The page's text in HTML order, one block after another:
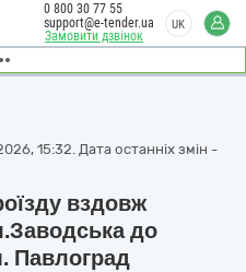
Замовити дзвінок
0 800 30 77 55
support@e-tender.ua
UK
15:32. Дата останніх змін -
вздовж
до
Павлоград